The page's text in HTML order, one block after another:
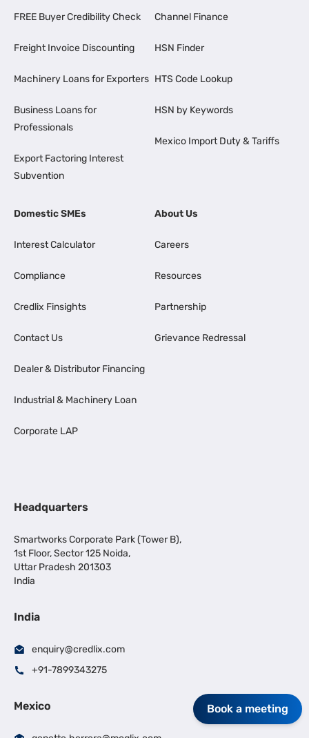
FREE Buyer Credibility Check
Freight Invoice Discounting
Machinery Loans for Exporters
Business Loans for
Professionals
Export Factoring Interest
Subvention
Channel Finance
HSN Finder
HTS Code Lookup
HSN by Keywords
Mexico Import Duty & Tariffs
Domestic SMEs
Interest Calculator
Compliance
Credlix Finsights
Contact Us
Dealer & Distributor Financing
Industrial & Machinery Loan
Corporate LAP
About Us
Careers
Resources
Partnership
Grievance Redressal
Headquarters
Smartworks Corporate Park (Tower B),
1st Floor, Sector 125 Noida,
Uttar Pradesh 201303
India
India
enquiry@credlix.com
+91-7899343275
Mexico Book a meeting